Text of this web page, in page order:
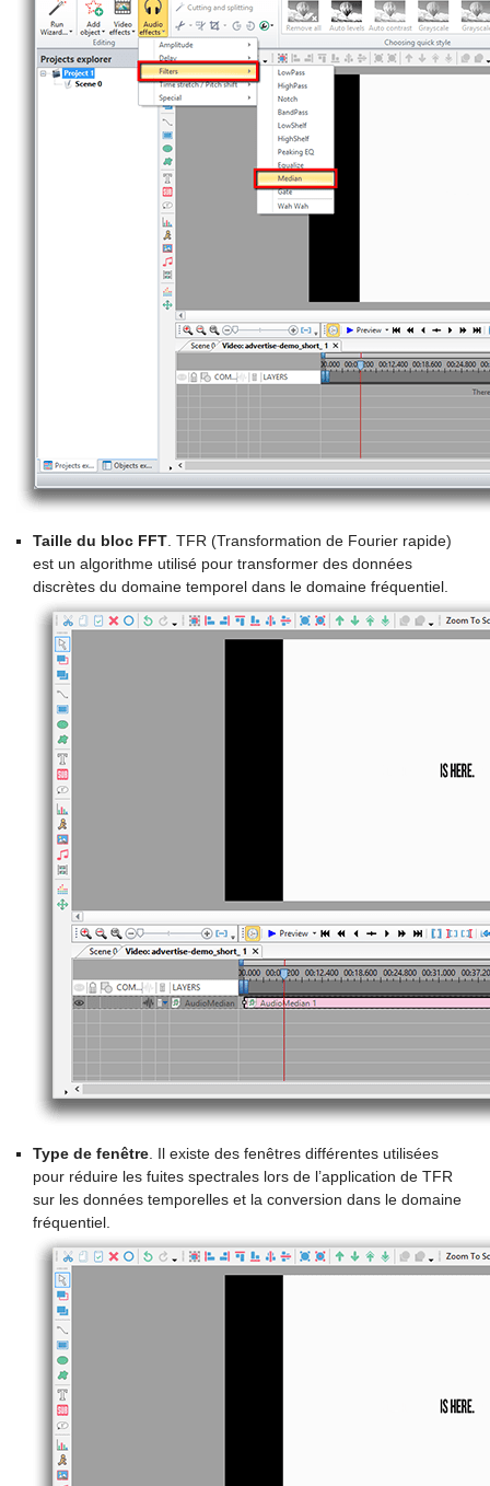
Taille du bloc FFT . TFR (Transformation de Fourier rapide)
est un algorithme utilisé pour transformer des données
discrètes du domaine temporel dans le domaine fréquentiel.
Type de fenêtre . Il existe des fenêtres différentes utilisées
pour réduire les fuites spectrales lors de l’application de TFR
sur les données temporelles et la conversion dans le domaine
fréquentiel.